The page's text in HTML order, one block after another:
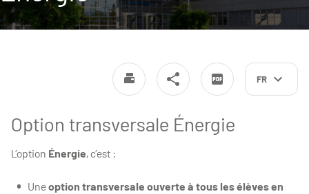
FR
Option transversale Énergie
L’option Énergie, c’est :
Uneoption transversale ouverte à tous les élèves en